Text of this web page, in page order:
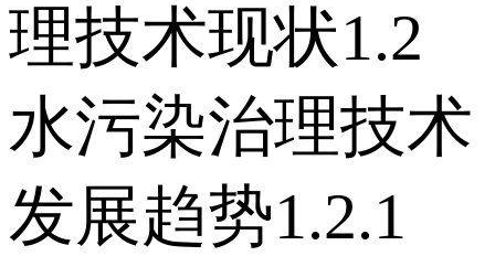
理技术现状 1.2
水污染治理技术
发展趋势 1.2.1